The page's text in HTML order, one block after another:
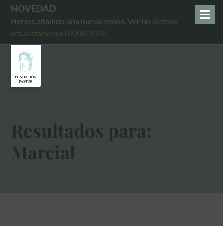
NOVEDAD
Hemos añadido una nueva sesión. Ver las últimas
actualizaciones 07/08/2026
Resultados para:
Marcial